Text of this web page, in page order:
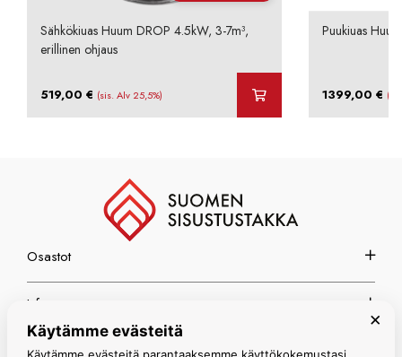
Sähkökiuas Huum DROP 4.5kW, 3-7m³,
erillinen ohjaus
519,00€ (sis. Alv 25,5%)
Puukiuas
1399,00 €
Osastot
Info
Espoon myymälä
×
Käytämme evästeitä
Käytämme evästeitä parantaaksemme käyttökokemustasi